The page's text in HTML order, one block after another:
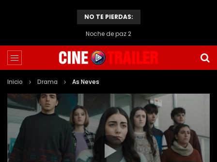
NO TE PIERDAS:
Noche de paz 2
Inicio Drama As Neves